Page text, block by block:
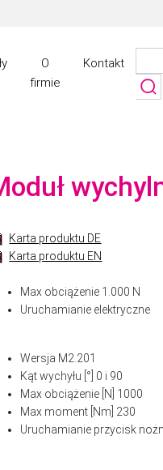
O
firmie
Kontakt
Karta produktu DE
Karta produktu EN
Max obciążenie 1.000 N
Uruchamianie elektryczne
Wersja M2.201
Kąt wychyłu [°] 0 i 90
Max obciążenie [N] 1000
Max moment [Nm] 230
Uruchamianie przycisk